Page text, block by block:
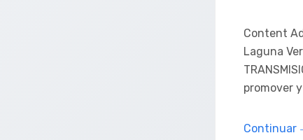
Content
Laguna
promover
Continuar